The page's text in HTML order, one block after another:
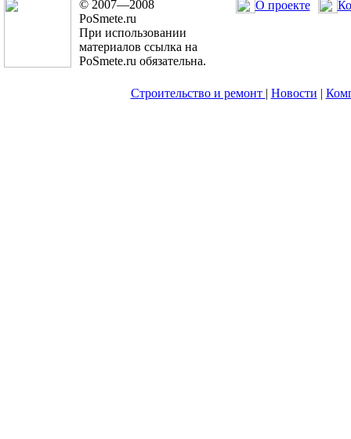
© 2007—2008
PoSmete.ru
При использовании
материалов ссылка на
PoSmete.ru обязательна.
О проекте
Строительство и ремонт | Новости |